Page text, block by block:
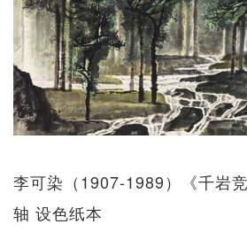
李可染（1907-1989）《千岩
轴 设色纸本